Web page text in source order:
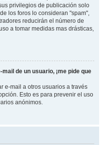
privilegios de publicación solo
los foros lo consideran "spam",
reducirán el número de
a tomar medidas mas drásticas,
de un usuario, ¡me pide que
e-mail a otros usuarios a través
Esto es para prevenir el uso
anónimos.